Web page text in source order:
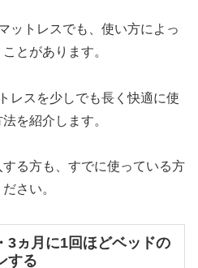
ットレスでも、使い方によっ
とがあります。
レスを少しでも長く快適に使
を紹介します。
る方も、すでに使っている方
さい。
3ヵ月に1回ほどベッドの
する